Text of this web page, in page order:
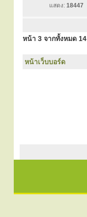
แสดง: 18447
หน้า 3 จากทั้งหมด 14
หน้าเว็บบอร์ด